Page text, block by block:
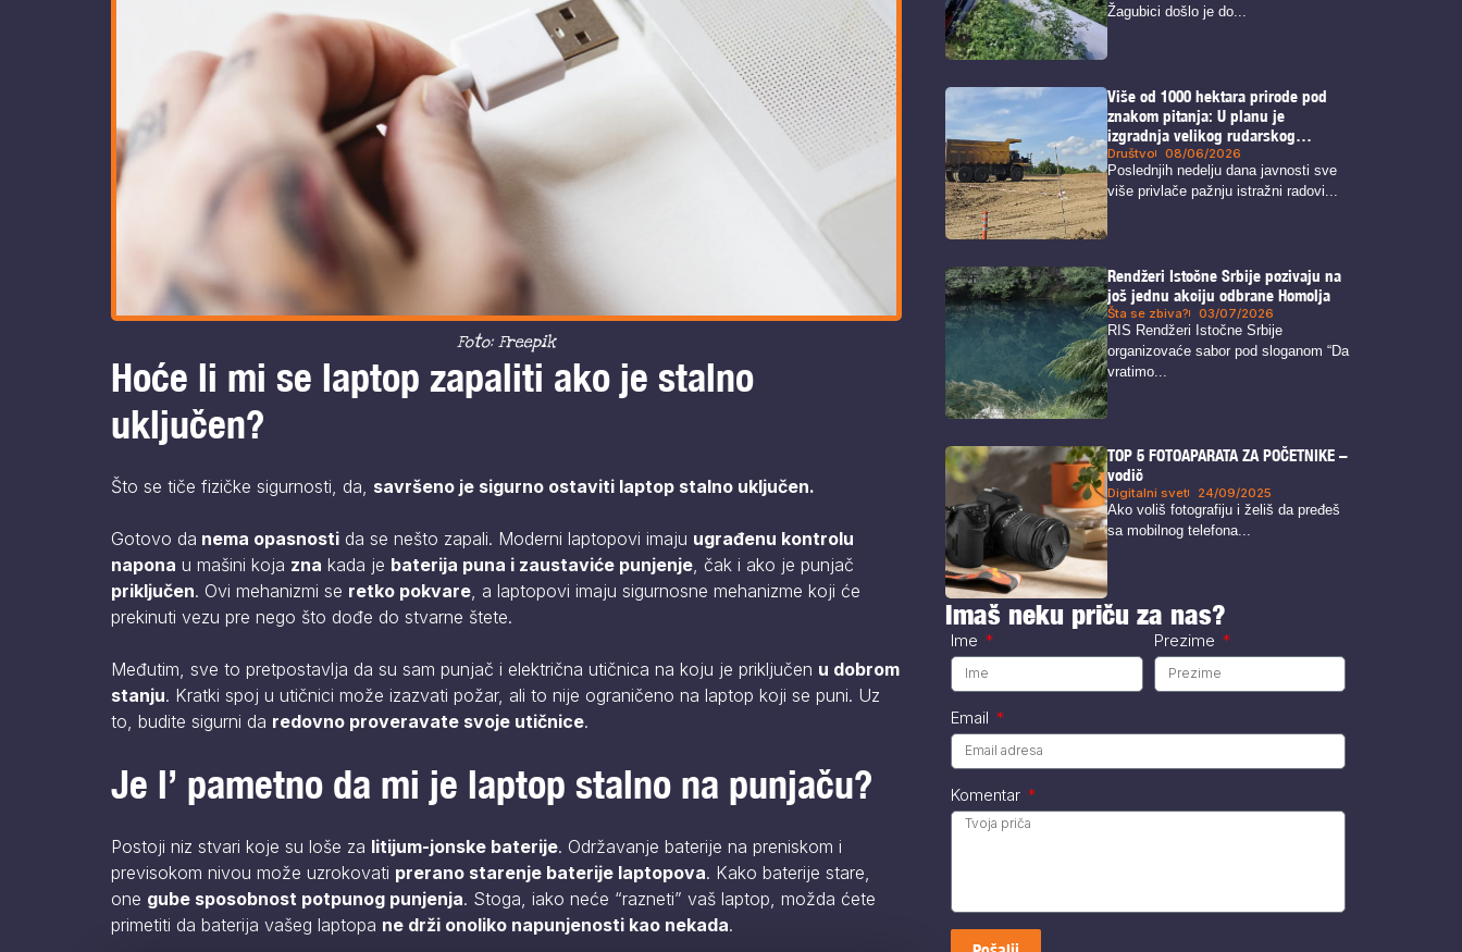
Foto: Freepik
Hoće li mi se laptop zapaliti ako je stalno
uključen?
Što se tiče fizičke sigurnosti, da, savršeno je sigurno ostaviti laptop stalno uključen.
Gotovo da nema opasnosti da se nešto zapali. Moderni laptopovi imaju ugrađenu kontrolu
napona u mašini koja zna kada je baterija puna i zaustaviće punjenje, čak i ako je punjač
priključen. Ovi mehanizmi se retko pokvare, a laptopovi imaju sigurnosne mehanizme koji će
prekinuti vezu pre nego što dođe do stvarne štete.
Međutim, sve to pretpostavlja da su sam punjač i električna utičnica na koju je priključen u dobrom
stanju. Kratki spoj u utičnici može izazvati požar, ali to nije ograničeno na laptop koji se puni. Uz
to, budite sigurni da redovno proveravate svoje utičnice.
Je l’ pametno da mi je laptop stalno na punjaču?
Postoji niz stvari koje su loše za litijum-jonske baterije. Održavanje baterije na preniskom i
previsokom nivou može uzrokovati prerano starenje baterije laptopova. Kako baterije stare,
one gube sposobnost potpunog punjenja. Stoga, iako neće “razneti” vaš laptop, možda ćete
primetiti da baterija vašeg laptopa ne drži onoliko napunjenosti kao nekada.
Žagubici došlo je do...
Više od 1000 hektara prirode pod
znakom pitanja: U planu je
izgradnja velikog rudarskog
kompleksa u blizini Zaječara
Društvo 08/06/2026
Poslednjih nedelju dana javnosti sve
više privlače pažnju istražni radovi...
Rendžeri Istočne Srbije pozivaju na
još jednu akciju odbrane Homolja
Šta se zbiva? 03/07/2026
RIS Rendžeri Istočne Srbije
organizovaće sabor pod sloganom “Da
vratimo...
TOP 5 FOTOAPARATA ZA POČETNIKE –
vodič
Digitalni svet 24/09/2025
Ako voliš fotografiju i želiš da pređeš
sa mobilnog telefona...
Imaš neku priču za nas?
Ime Prezime
Email
Komentar